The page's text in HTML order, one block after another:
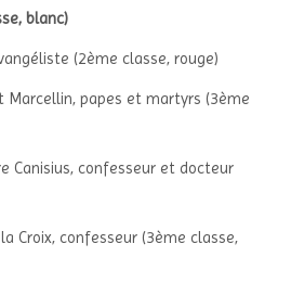
blanc)
(2ème classe, rouge)
Marcellin, papes et martyrs (3ème
Canisius, confesseur et docteur
Croix, confesseur (3ème classe,